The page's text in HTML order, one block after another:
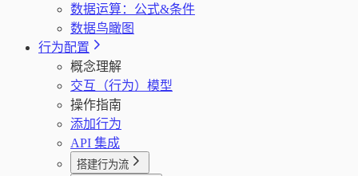
数据运算：公式&条件
数据鸟瞰图
行为配置
概念理解
交互（行为）模型
操作指南
添加行为
API 集成
搭建行为流